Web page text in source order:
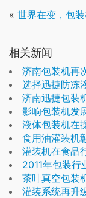
« 世界在变，包
相关新闻
济南包装机再
选择迅捷防冻
济南迅捷包装
影响包装机发
液体包装机在
食用油灌装机
灌装机在食品
2011年包装行
茶叶真空包装
灌装系统再升